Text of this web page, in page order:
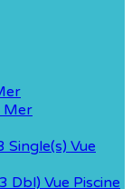
Mer
Vue
Dbl) Vue Piscine